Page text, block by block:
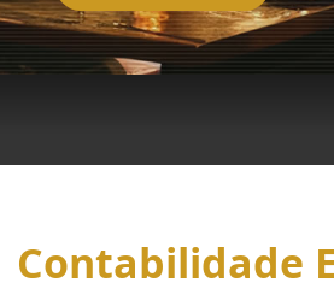
Contabilidade